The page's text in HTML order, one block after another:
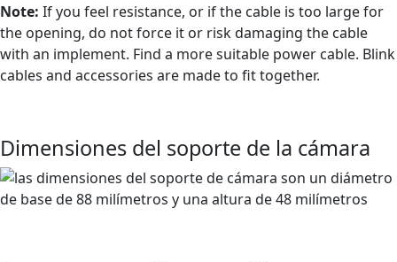
Note: If you feel resistance, or if the cable is too large for
the opening, do not force it or risk damaging the cable
with an implement. Find a more suitable power cable. Blink
cables and accessories are made to fit together.
Dimensiones del soporte de la cámara